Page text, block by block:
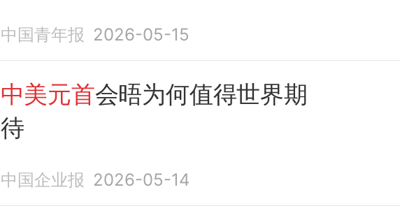
中国青年报 2026-05-15
中美元首会晤为何值得世界期
待
中国企业报 2026-05-14